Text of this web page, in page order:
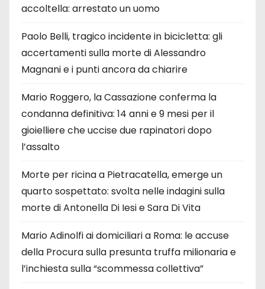
accoltella: arrestato un uomo
Paolo Belli, tragico incidente in bicicletta: gli
accertamenti sulla morte di Alessandro
Magnani e i punti ancora da chiarire
Mario Roggero, la Cassazione conferma la
condanna definitiva: 14 anni e 9 mesi per il
gioielliere che uccise due rapinatori dopo
l’assalto
Morte per ricina a Pietracatella, emerge un
quarto sospettato: svolta nelle indagini sulla
morte di Antonella Di Iesi e Sara Di Vita
Mario Adinolfi ai domiciliari a Roma: le accuse
della Procura sulla presunta truffa milionaria e
l’inchiesta sulla “scommessa collettiva”